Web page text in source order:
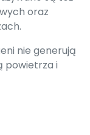
oraz
nie generują
powietrza i